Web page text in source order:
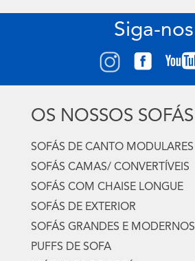
Siga-nos
OS NOSSOS SOFÁS
SOFÁS DE CANTO MODULARES
SOFÁS CAMAS/ CONVERTÍVEIS
SOFÁS COM CHAISE LONGUE
SOFÁS DE EXTERIOR
SOFÁS GRANDES E MODERNOS
PUFFS DE SOFA